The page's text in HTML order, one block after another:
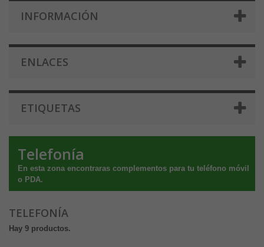
INFORMACIÓN
ENLACES
ETIQUETAS
Telefonía
En esta zona encontraras complementos para tu teléfono móvil
o PDA.
TELEFONÍA
Hay 9 productos.